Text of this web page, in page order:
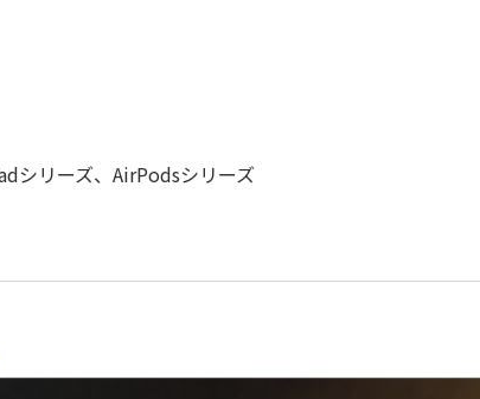
シリーズ、AirPodsシリーズ